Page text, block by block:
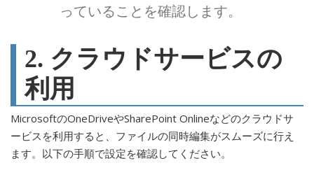
っていることを確認します。
2. クラウドサービスの
利用
MicrosoftのOneDriveやSharePoint Onlineなどのクラウドサ
ービスを利用すると、ファイルの同時編集がスムーズに行え
ます。以下の手順で設定を確認してください。